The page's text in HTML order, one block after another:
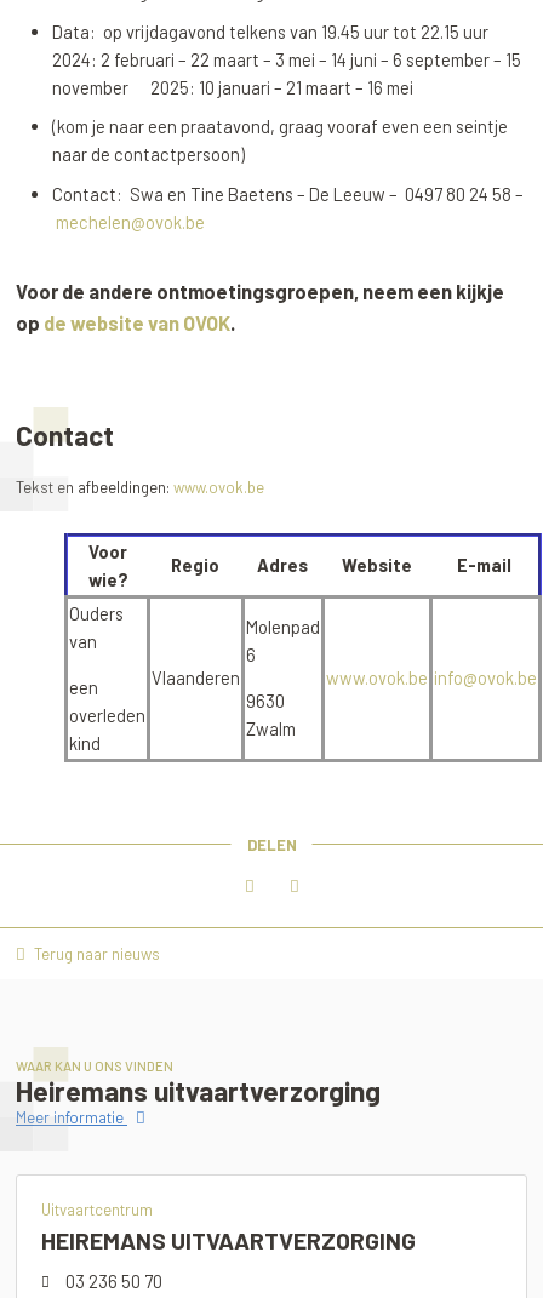
Data: op vrijdagavond telkens van 19.45 uur tot 22.15 uur
2024: 2 februari – 22 maart – 3 mei – 14 juni – 6 september – 15
november 2025: 10 januari – 21 maart – 16 mei
(kom je naar een praatavond, graag vooraf even een seintje
naar de contactpersoon)
Contact: Swa en Tine Baetens – De Leeuw – 0497 80 24 58 –
mechelen@ovok.be
Voor de andere ontmoetingsgroepen, neem een kijkje
op de website van OVOK.
Contact
Tekst en afbeeldingen: www.ovok.be
Voor
wie?
Regio Adres Website E-mail
Ouders
van
een
overleden
kind
Vlaanderen
Molenpad
6
9630
Zwalm
www.ovok.be info@ovok.be
DELEN
Terug naar nieuws
WAAR KAN U ONS VINDEN
Heiremans uitvaartverzorging
Meer informatie
Uitvaartcentrum
HEIREMANS UITVAARTVERZORGING
03 236 50 70